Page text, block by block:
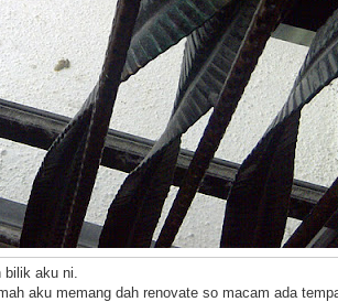
bilik aku ni.
aku memang dah renovate so macam ada